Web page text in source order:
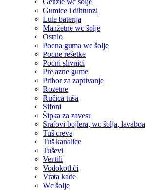
Genzle wc solje
Gumice i dihtunzi
Lule baterija
Manžetne wc šolje
Ostalo
Podna guma wc šolje
Podne rešetke
Podni slivnici
Prelazne gume
Pribor za zaptivanje
Rozetne
Ručica tuša
Sifoni
Šipka za zavesu
Srafovi bojlera, wc šolja, lavaboa
Tuš creva
Tuš kanalice
Tuševi
Ventili
Vodokotlići
Vrata kade
Wc šolje